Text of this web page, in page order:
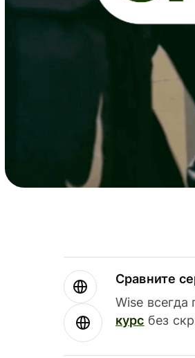
Сравните
Wise всегда
курс без